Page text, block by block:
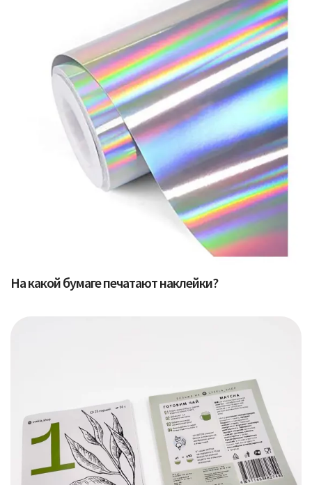
На какой бумаге печатают наклейки?